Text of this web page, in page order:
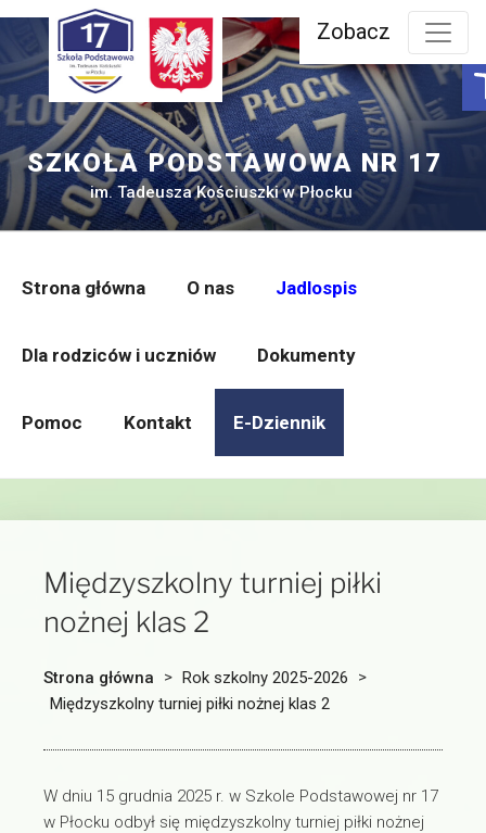
treści
Zobacz
SZKOŁA PODSTAWOWA NR 17
im. Tadeusza Kościuszki w Płocku
Strona główna O nas Jadlospis
Dla rodziców i uczniów Dokumenty
Pomoc Kontakt E-Dziennik
Międzyszkolny turniej piłki
nożnej klas 2
Strona główna > Rok szkolny 2025-2026 >
Międzyszkolny turniej piłki nożnej klas 2
W dniu 15 grudnia 2025 r. w Szkole Podstawowej nr 17
w Płocku odbył się międzyszkolny turniej piłki nożnej